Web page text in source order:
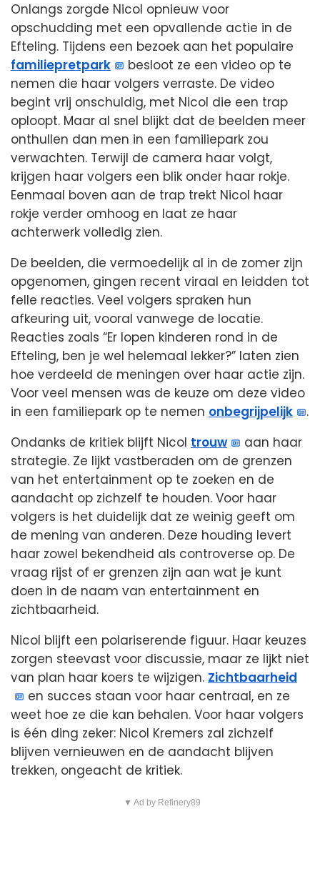
Onlangs zorgde Nicol opnieuw voor
opschudding met een opvallende actie in de
Efteling. Tijdens een bezoek aan het populaire
familiepretpark
besloot ze een video op te
nemen die haar volgers verraste. De video
begint vrij onschuldig, met Nicol die een trap
oploopt. Maar al snel blijkt dat de beelden meer
onthullen dan men in een familiepark zou
verwachten. Terwijl de camera haar volgt,
krijgen haar volgers een blik onder haar rokje.
Eenmaal boven aan de trap trekt Nicol haar
rokje verder omhoog en laat ze haar
achterwerk volledig zien.
De beelden, die vermoedelijk al in de zomer zijn
opgenomen, gingen recent viraal en leidden tot
felle reacties. Veel volgers spraken hun
afkeuring uit, vooral vanwege de locatie.
Reacties zoals “Er lopen kinderen rond in de
Efteling, ben je wel helemaal lekker?” laten zien
hoe verdeeld de meningen over haar actie zijn.
Voor veel mensen was de keuze om deze video
in een familiepark op te nemen onbegrijpelijk
.
Ondanks de kritiek blijft Nicol trouw
aan haar
strategie. Ze lijkt vastberaden om de grenzen
van het entertainment op te zoeken en de
aandacht op zichzelf te houden. Voor haar
volgers is het duidelijk dat ze weinig geeft om
de mening van anderen. Deze houding levert
haar zowel bekendheid als controverse op. De
vraag rijst of er grenzen zijn aan wat je kunt
doen in de naam van entertainment en
zichtbaarheid.
Nicol blijft een polariserende figuur. Haar keuzes
zorgen steevast voor discussie, maar ze lijkt niet
van plan haar koers te wijzigen. Zichtbaarheid
en succes staan voor haar centraal, en ze
weet hoe ze die kan behalen. Voor haar volgers
is één ding zeker: Nicol Kremers zal zichzelf
blijven vernieuwen en de aandacht blijven
trekken, ongeacht de kritiek.
▼ Ad by Refinery89